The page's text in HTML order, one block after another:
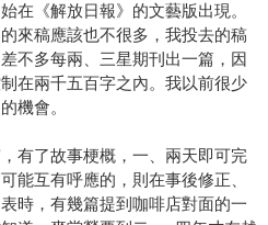
在《解放日報》的文藝版出現。
來稿應該也不很多，我投去的稿
不多每兩、三星期刊出一篇，因
在兩千五百字之內。我以前很少
機會。
有了故事梗概，一、兩天即可完
能互有呼應的，則在事後修正、
時，有幾篇提到咖啡店對面的一